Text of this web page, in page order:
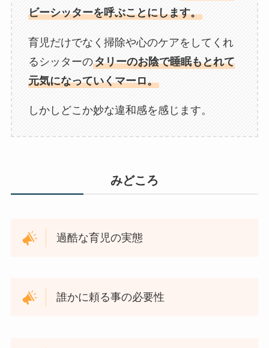
ビーシッターを呼ぶことにします。
育児だけでなく掃除や心のケアをしてくれ
るシッターのタリーのお陰で睡眠もとれて
元気になっていくマーロ。
しかしどこか妙な違和感を感じます。
みどころ
過酷な育児の実態
誰かに頼る事の必要性